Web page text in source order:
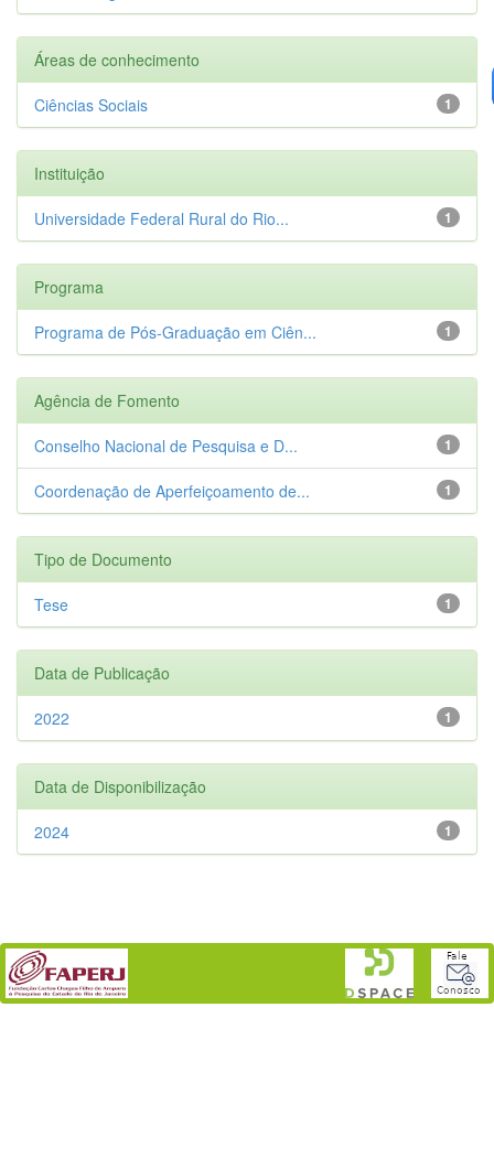
Áreas de conhecimento
1
Ciências Sociais
Instituição
1
Universidade Federal Rural do Rio...
Programa
1
Programa de Pós-Graduação em Ciên...
Agência de Fomento
1
Conselho Nacional de Pesquisa e D...
1
Coordenação de Aperfeiçoamento de...
Tipo de Documento
1
Tese
Data de Publicação
1
2022
Data de Disponibilização
1
2024